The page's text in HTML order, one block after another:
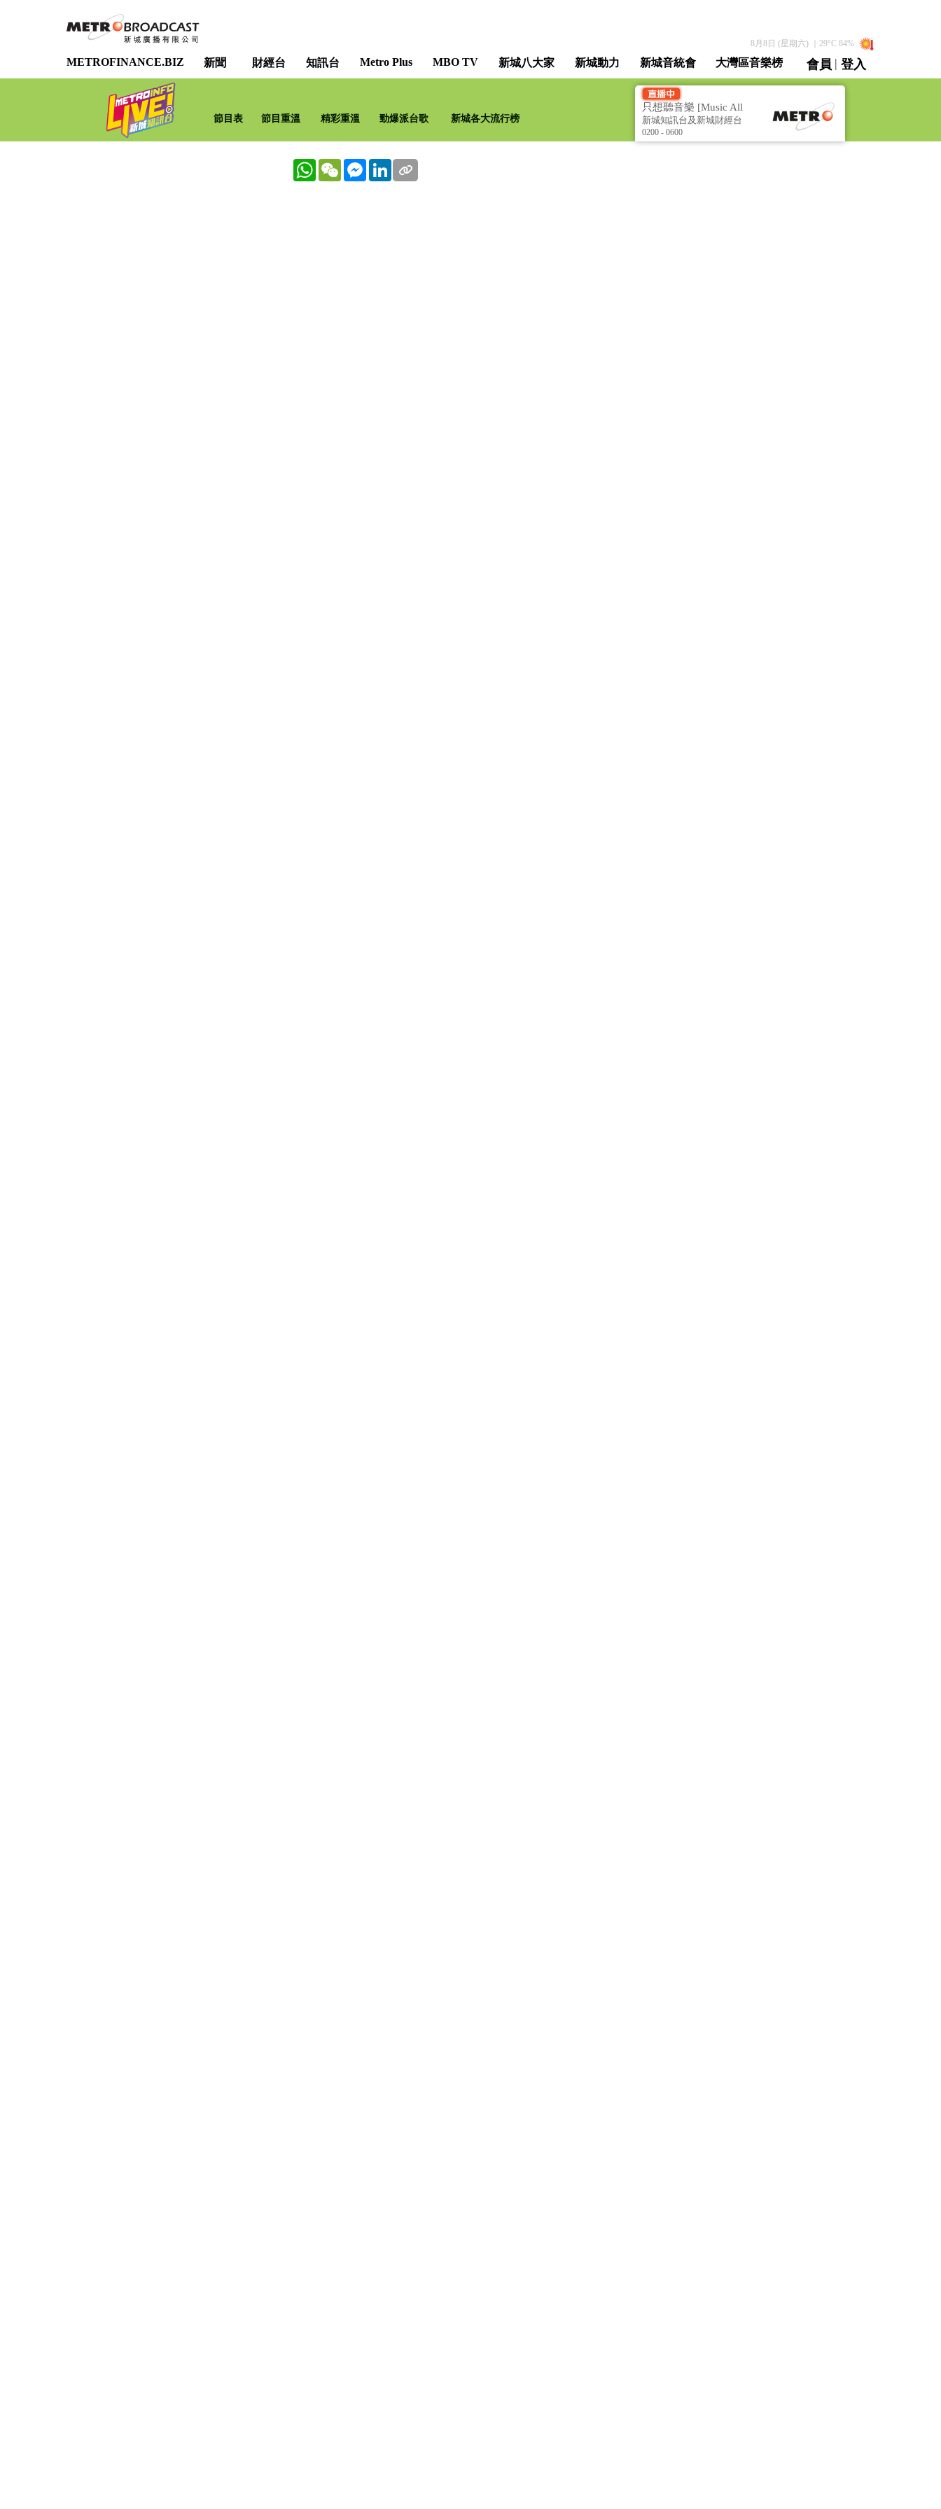
8月8日 (星期六)｜ 29°C 84%
METROFINANCE.BIZ 新聞 財經台 知訊台 Metro Plus MBO TV 新城八大家 新城動力 新城音統會 大灣區音樂榜 會員 | 登入
直播 / 重溫
節目表 節目重溫 精彩重溫 勁爆派台歌 新城各大流行榜
只想聽音樂 [Music All
Night]
新城知訊台及新城財經台
聯播
0200 - 0600
WhatsApp
WeChatMessenger
LinkedIn